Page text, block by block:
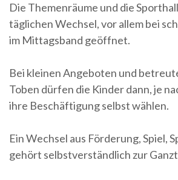
Die Themenräume und die
täglichen Wechsel, vor allem bei
im Mittagsband geöffnet.
Bei kleinen Angeboten und
Toben dürfen die Kinder dann, je
ihre Beschäftigung selbst wählen.
Ein Wechsel aus Förderung, Spiel,
gehört selbstverständlich zur